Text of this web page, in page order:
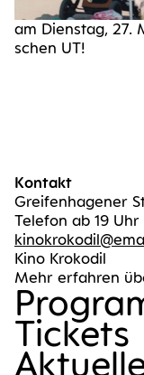
am Diens­tag, 27.
schen UT!
Kontakt
Greifenhagener
Telefon ab 19
Kino Krokodil
Mehr erfahren
Tickets